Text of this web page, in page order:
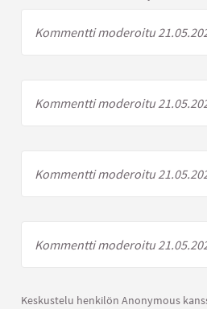
Kommentti moderoitu
Kommentti moderoitu
Kommentti moderoitu
Kommentti moderoitu
Keskustelu henkilön Anonymous